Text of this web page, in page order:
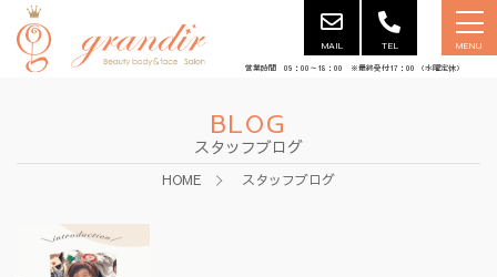
MAIL TEL MENU
営業時間 09：00～18：00 ※最終受付17：00 （水曜定休）
BLOG
スタッフブログ
HOME スタッフブログ